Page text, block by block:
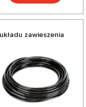
zawieszenia